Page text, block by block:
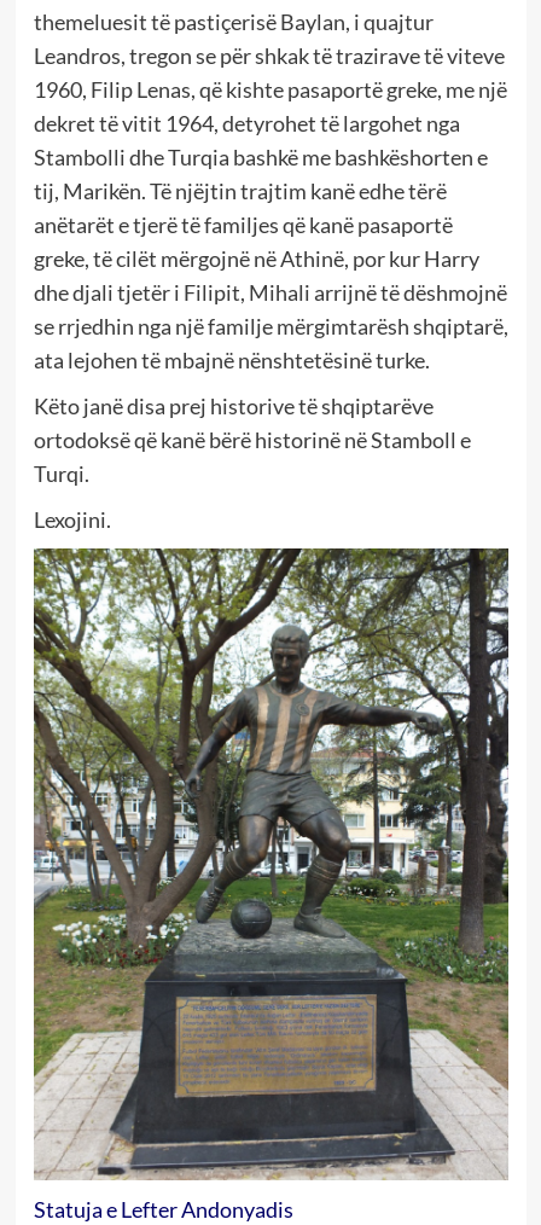
themeluesit të pastiçerisë Baylan, i quajtur
Leandros, tregon se për shkak të trazirave të viteve
1960, Filip Lenas, që kishte pasaportë greke, me një
dekret të vitit 1964, detyrohet të largohet nga
Stambolli dhe Turqia bashkë me bashkëshorten e
tij, Marikën. Të njëjtin trajtim kanë edhe tërë
anëtarët e tjerë të familjes që kanë pasaportë
greke, të cilët mërgojnë në Athinë, por kur Harry
dhe djali tjetër i Filipit, Mihali arrijnë të dëshmojnë
se rrjedhin nga një familje mërgimtarësh shqiptarë,
ata lejohen të mbajnë nënshtetësinë turke.
Këto janë disa prej historive të shqiptarëve
ortodoksë që kanë bërë historinë në Stamboll e
Turqi.
Lexojini.
Statuja e Lefter Andonyadis